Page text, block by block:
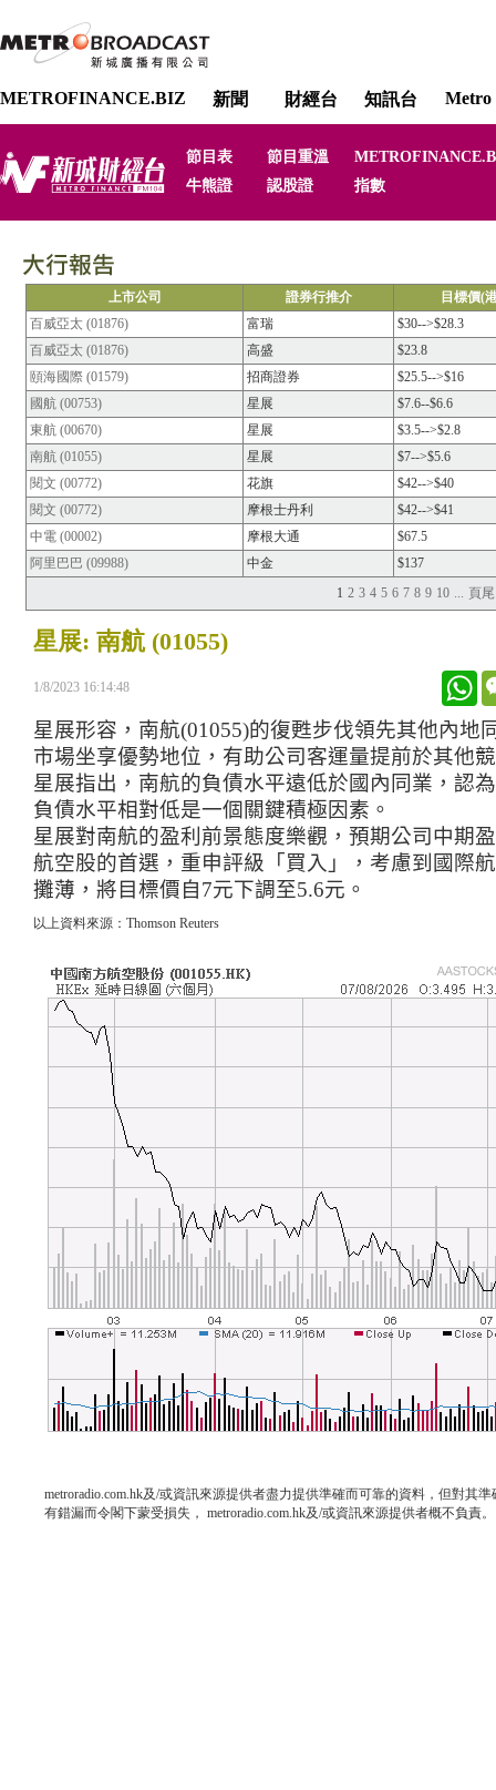
METROFINANCE.BIZ 新聞 財經台 知訊台 Metro
節目表 節目重溫
牛熊證
認股證 指數
上市公司 證券行推介
目標價(
百威亞太 (01876)
富瑞
$30-->$28.3
百威亞太 (01876)
高盛
$23.8
頤海國際 (01579)
招商證券
$25.5-->$16
國航 (00753)
星展
$7.6--$6.6
東航 (00670)
星展
$3.5-->$2.8
南航 (01055)
星展
$7-->$5.6
閱文 (00772)
花旗
$42-->$40
閱文 (00772)
摩根士丹利
$42-->$41
中電 (00002)
摩根大通
$67.5
阿里巴巴 (09988)
中金
$137
1 2 3 4 5 6 7 8 9 10 ... 頁尾
星展: 南航 (01055)
1/8/2023 16:14:48
星展形容 ，南航(01055)的復甦步伐領先其他內地
市場坐享優勢地位，有助公司客運量提前於其他
星展指出 ， 南航的負債水平遠低於國內同業，認
負債水平相對低是一個關鍵積極因素。
星展對南航的盈利前景態度樂觀，預期公司中期
航空股的首選，重申評級「買入」，考慮到國際
攤薄，將目標價自7元下調至5.6元。
以上資料來源：Thomson Reuters
metroradio.com.hk及/或資訊來源提供者盡力提供準確而可靠的資料，但對其
有錯漏而令閣下蒙受損失， metroradio.com.hk及/或資訊來源提供者概不負責。